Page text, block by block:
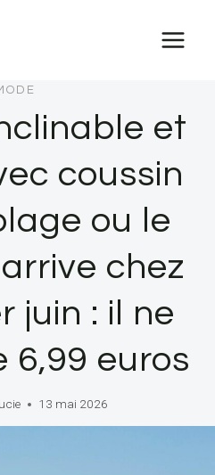
et
coussin
ou le
chez
juin : il ne
6,99 euros
13 mai 2026